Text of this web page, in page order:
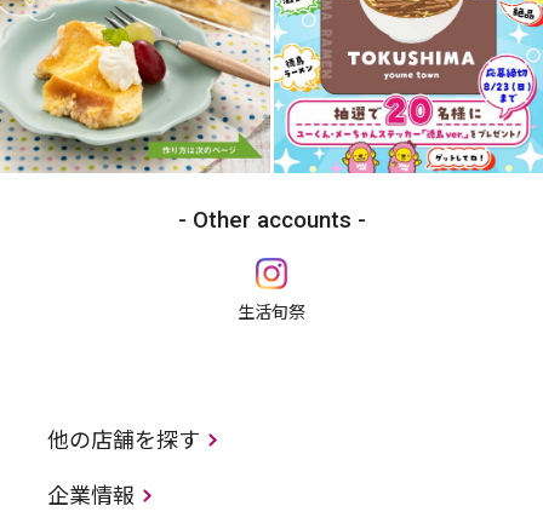
Other accounts
生活旬祭
他の店舗を探す
企業情報